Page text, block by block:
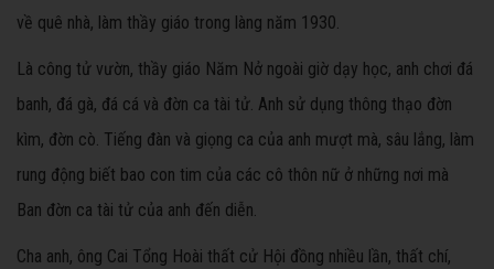
về quê nhà, làm thầy giáo trong làng năm 1930.
Là công tử vườn, thầy giáo Năm Nở ngoài giờ dạy học, anh chơi đá
banh, đá gà, đá cá và đờn ca tài tử. Anh sử dụng thông thạo đờn
kìm, đờn cò. Tiếng đàn và giọng ca của anh mượt mà, sâu lắng, làm
rung động biết bao con tim của các cô thôn nữ ở những nơi mà
Ban đờn ca tài tử của anh đến diễn.
Cha anh, ông Cai Tổng Hoài thất cử Hội đồng nhiều lần, thất chí,